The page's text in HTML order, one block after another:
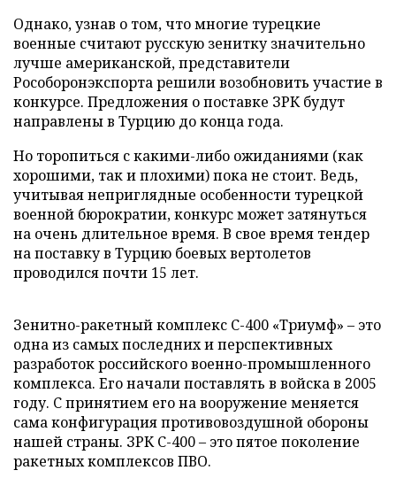
Однако, узнав о том, что многие турецкие
военные считают русскую зенитку значительно
лучше американской, представители
Рособоронэкспорта решили возобновить участие в
конкурсе. Предложения о поставке ЗРК будут
направлены в Турцию до конца года.
Но торопиться с какими-либо ожиданиями (как
хорошими, так и плохими) пока не стоит. Ведь,
учитывая неприглядные особенности турецкой
военной бюрократии, конкурс может затянуться
на очень длительное время. В свое время тендер
на поставку в Турцию боевых вертолетов
проводился почти 15 лет.
Зенитно-ракетный комплекс С-400 «Триумф» – это
одна из самых последних и перспективных
разработок российского военно-промышленного
комплекса. Его начали поставлять в войска в 2005
году. C принятием его на вооружение меняется
сама конфигурация противовоздушной обороны
нашей страны. ЗРК С-400 – это пятое поколение
ракетных комплексов ПВО.